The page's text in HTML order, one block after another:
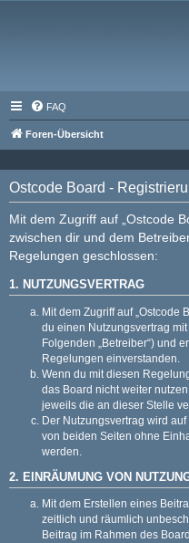
FAQ
Foren-Übersicht
Ostcode Board -
Mit dem Zugriff auf „Ostcode
zwischen dir und dem
Regelungen geschlossen:
1. NUTZUNGSVERTRAG
Mit dem Zugriff auf „Ostcode
du einen Nutzungsvertrag
Folgenden „Betreiber“) und
Regelungen einverstanden.
Wenn du mit diesen
das Board nicht weiter
jeweils die an dieser Stelle
Der Nutzungsvertrag wird
von beiden Seiten ohne
werden.
2. EINRÄUMUNG VON
Mit dem Erstellen eines
zeitlich und räumlich
Beitrag im Rahmen des